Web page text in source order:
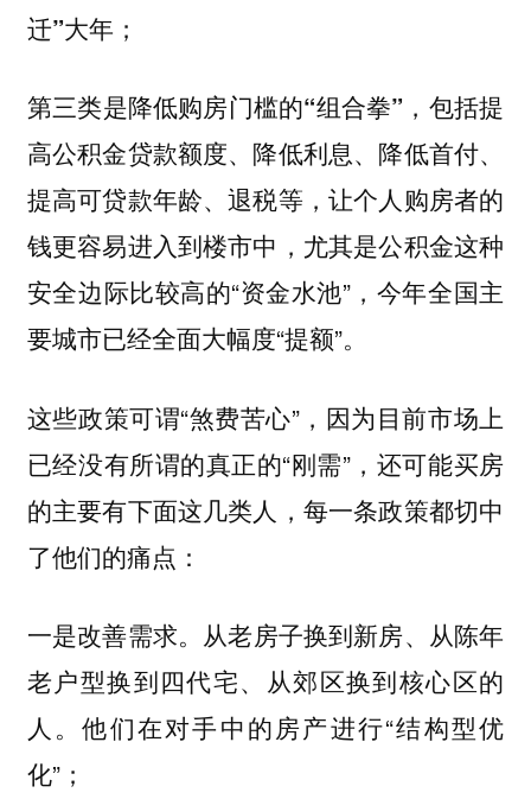
迁”大年 ；
第三类是降低购房门槛的“组合拳” ，包括提
高公积金贷款额度、降低利息、降低首付、
提高可贷款年龄、退税等，让个人购房者的
钱更容易进入到楼市中，尤其是公积金这种
安全边际比较高的“资金水池”，今年全国主
要城市已经全面大幅度“提额”。
这些政策可谓“煞费苦心”，因为目前市场上
已经没有所谓的真正的“刚需”，还可能买房
的主要有下面这几类人，每一条政策都切中
了他们的痛点：
一是改善需求。 从老房子换到新房、从陈年
老户型换到四代宅、从郊区换到核心区的
人。他们在对手中的房产进行“结构型优
化”；